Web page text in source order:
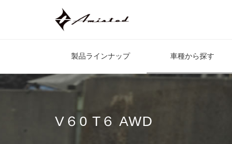
製品ラインナップ 車種から探す
V６0 T６ AWD